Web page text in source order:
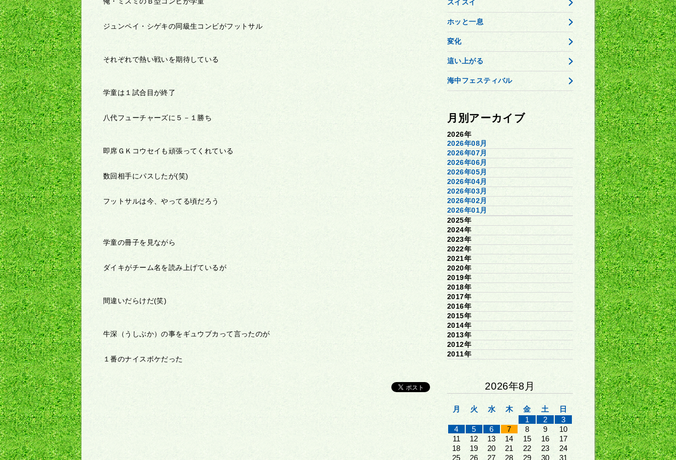
ジュンペイ・シゲキの同級生コンビがフットサル
それぞれで熱い戦いを期待している
学童は１試合目が終了
八代フューチャーズに５－１勝ち
即席ＧＫコウセイも頑張ってくれている
数回相手にパスしたが(笑)
フットサルは今、やってる頃だろう
学童の冊子を見ながら
ダイキがチーム名を読み上げているが
間違いだらけだ(笑)
牛深（うしぶか）の事をギュウブカって言ったのが
１番のナイスボケだった
スイスイ
ホッと一息
変化
這い上がる
海中フェスティバル
月別アーカイブ
2026年
2026年08月
2026年07月
2026年06月
2026年05月
2026年04月
2026年03月
2026年02月
2026年01月
2025年
2024年
2023年
2022年
2021年
2020年
2019年
2018年
2017年
2016年
2015年
2014年
2013年
2012年
2011年
2026年8月
月 火 水 木 金 土
日
1
2
3
4
5 6 7 8 9
10
11
12 13 14 15 16
17
18
19 20 21 22 23
24
25
26 27 28 29 30 31